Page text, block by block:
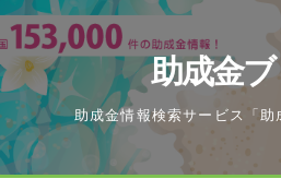
Skip
to
content
助成金
助成金情報検索サービス「助